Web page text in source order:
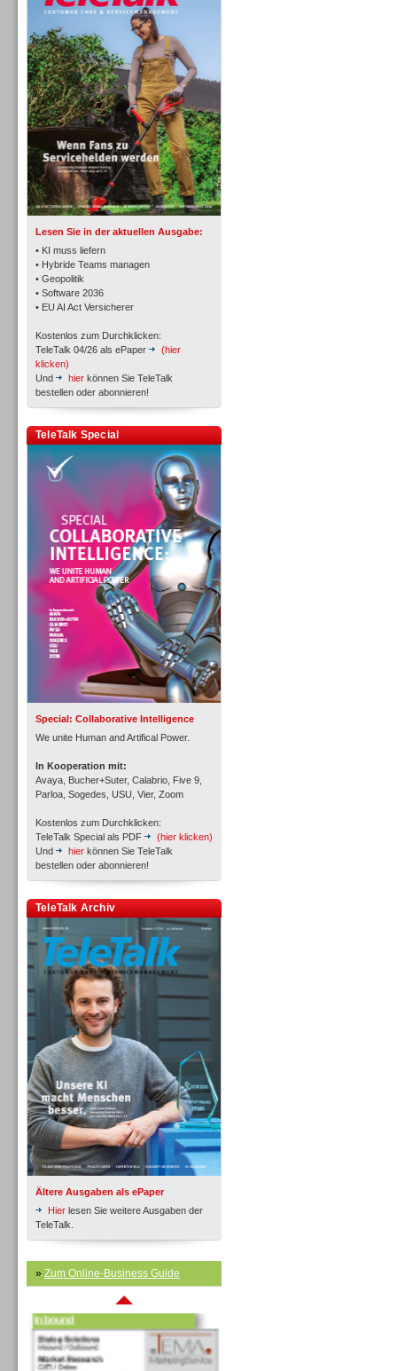
Lesen Sie in der aktuellen Ausgabe:
• KI muss liefern
• Hybride Teams managen
• Geopolitik
• Software 2036
• EU AI Act Versicherer
Kostenlos zum Durchklicken:
TeleTalk 04/26 als ePaper
(hier
klicken)
Und
hier können Sie TeleTalk
bestellen oder abonnieren!
TeleTalk Special
Special: Collaborative Intelligence
We unite Human and Artifical Power.
In Kooperation mit:
Avaya, Bucher+Suter, Calabrio, Five 9,
Parloa, Sogedes, USU, Vier, Zoom
Kostenlos zum Durchklicken:
TeleTalk Special als PDF
(hier klicken)
Und
hier können Sie TeleTalk
bestellen oder abonnieren!
TeleTalk Archiv
Ältere Ausgaben als ePaper
Hier lesen Sie weitere Ausgaben der
TeleTalk.
» Zum Online-Business Guide
TK- und ACD-Systeme
Workforce-Management
Personal
Inbound
Inbound
Inbound
Inbound